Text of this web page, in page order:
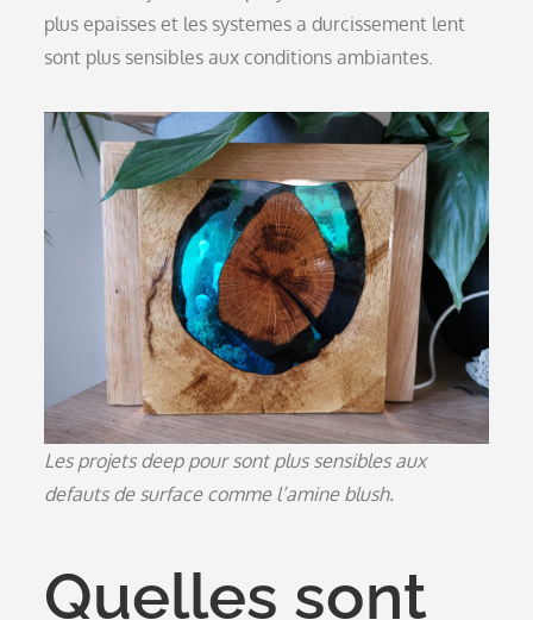
plus epaisses et les systemes a durcissement lent
sont plus sensibles aux conditions ambiantes.
Les projets deep pour sont plus sensibles aux
defauts de surface comme l’amine blush.
Quelles sont